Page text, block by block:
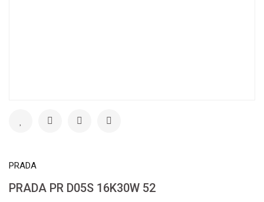
PRADA
PRADA PR D05S 16K30W 52